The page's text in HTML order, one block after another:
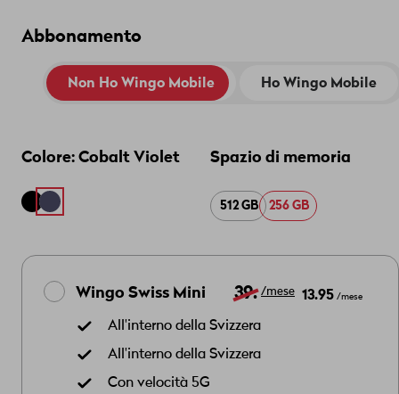
Abbonamento
Non Ho Wingo Mobile Ho Wingo Mobile
Colore:Cobalt Violet Spazio di memoria
512 GB 256 GB
Wingo Swiss Mini 39. /mese 13.95 /mese
All'interno della Svizzera
All'interno della Svizzera
Con velocità 5G